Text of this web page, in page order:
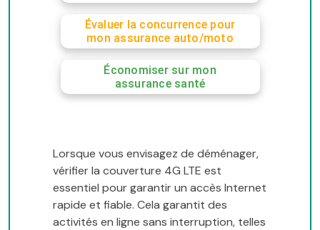
Évaluer la concurrence pour
mon assurance auto/moto
Économiser sur mon
assurance santé
Lorsque vous envisagez de déménager,
vérifier la couverture 4G LTE est
essentiel pour garantir un accès Internet
rapide et fiable. Cela garantit des
activités en ligne sans interruption, telles